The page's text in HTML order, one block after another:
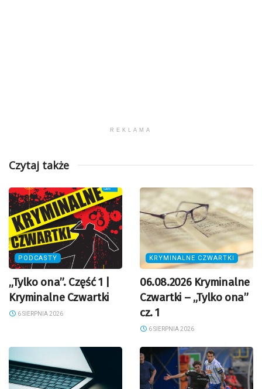
REKLAMA
Czytaj także
PODCASTY
„Tylko ona”. Część 1 |
Kryminalne Czwartki
6 SIERPNIA 2026
KRYMINALNE CZWARTKI
06.08.2026 Kryminalne
Czwartki – „Tylko ona”
cz. 1
6 SIERPNIA 2026